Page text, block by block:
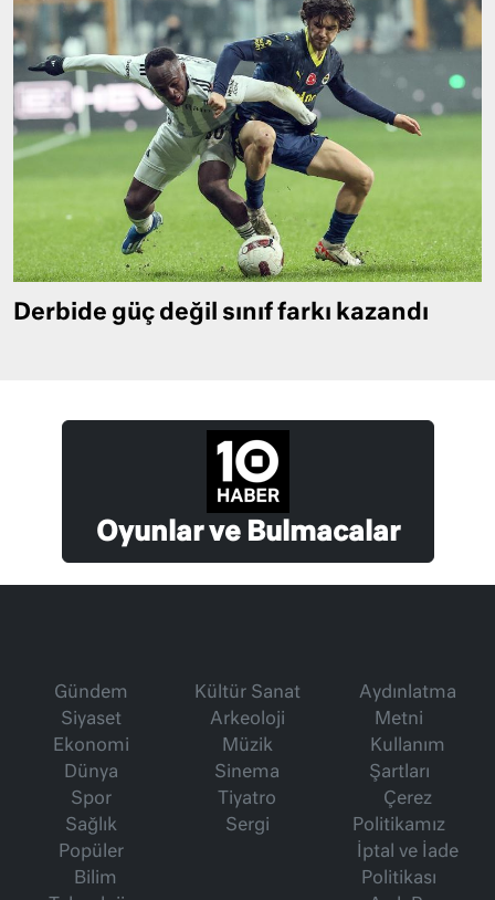
Derbide güç değil sınıf farkı kazandı
Oyunlar ve Bulmacalar
Gündem
Siyaset
Ekonomi
Dünya
Spor
Sağlık
Popüler
Bilim
Kültür Sanat
Arkeoloji
Müzik
Sinema
Tiyatro
Sergi
Aydınlatma
Metni
Kullanım
Şartları
Çerez
Politikamız
İptal ve İade
Politikası